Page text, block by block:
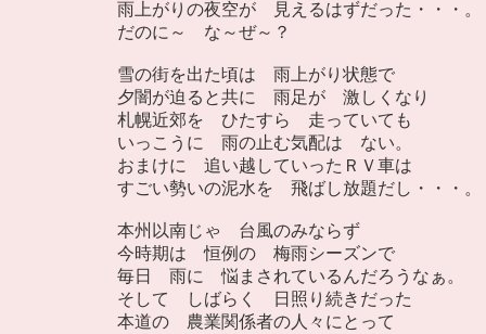
雨上がりの夜空が 見えるはずだった・・・。
だのに～ な～ぜ～？
雪の街を出た頃は 雨上がり状態で
夕闇が迫ると共に 雨足が 激しくなり
札幌近郊を ひたすら 走っていても
いっこうに 雨の止む気配は ない。
おまけに 追い越していったＲＶ車は
すごい勢いの泥水を 飛ばし放題だし・・・。
本州以南じゃ 台風のみならず
今時期は 恒例の 梅雨シーズンで
毎日 雨に 悩まされているんだろうなぁ。
そして しばらく 日照り続きだった
本道の 農業関係者の人々にとって